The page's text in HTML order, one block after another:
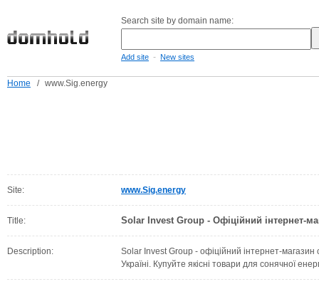
Search site by domain name:
Add site - New sites
Home / www.Sig.energy
Site: www.Sig.energy
Title: Solar Invest Group - Офіційний інтернет-
Description:
Solar Invest Group - офіційний інтернет-
Україні. Купуйте якісні товари для сонячної